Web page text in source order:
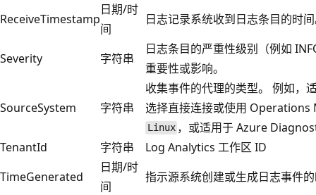
ReceiveTimestamp
日期/时
间
日志记录系统收到日志条目的时
Severity 字符串
日志条目的严重性级别（例如
重要性或影响。
SourceSystem 字符串
收集事件的代理的类型。 例如，
选择直接连接或使用
Linux ，或适用于 Azure
TenantId
字符串
Log Analytics 工作区 ID
TimeGenerated
日期/时
间
指示源系统创建或生成日志事件